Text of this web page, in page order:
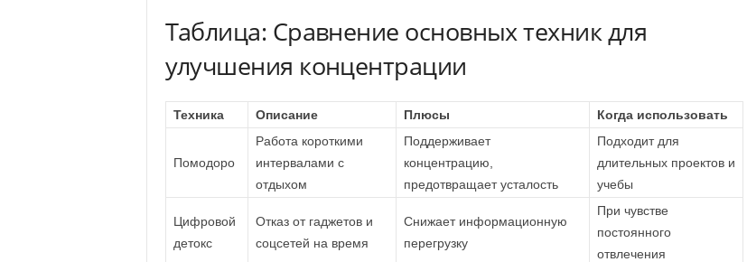
Таблица: Сравнение основных техник для
улучшения концентрации
Техника Описание Плюсы Когда использовать
Помодоро
Работа короткими
интервалами с
отдыхом
Поддерживает
концентрацию,
предотвращает усталость
Подходит для
длительных проектов и
учебы
Цифровой
детокс
Отказ от гаджетов и
соцсетей на время
Снижает информационную
перегрузку
При чувстве
постоянного
отвлечения